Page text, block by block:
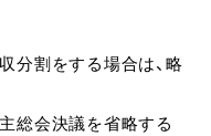
分割をする場合は、略
総会決議を省略する